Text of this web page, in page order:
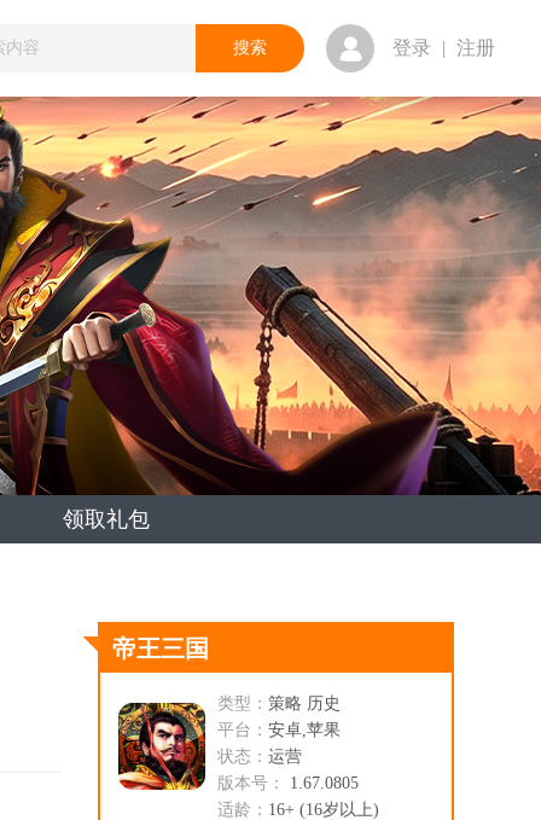
登录 | 注册
领取礼包
帝王三国
类型： 策略 历史
平台： 安卓,苹果
状态： 运营
版本号：
1.67.0805
适龄： 16+ (16岁以上)